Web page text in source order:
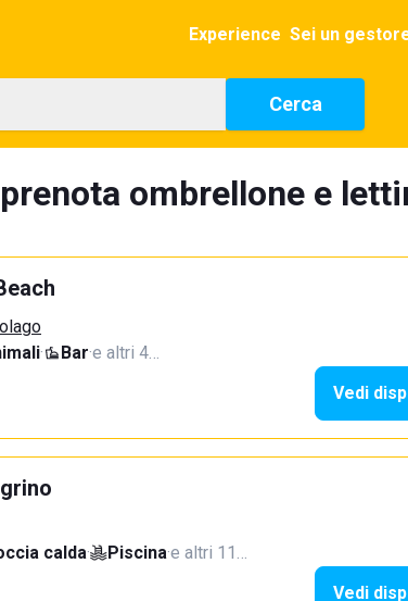
Experience Sei un
Cerca
ombrellone e
· Bar·e altri 4…
Vedi
calda· Piscina·e altri 11…
Vedi